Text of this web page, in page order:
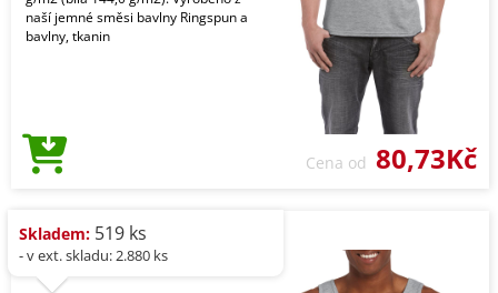
naší jemné směsi bavlny Ringspun a
bavlny, tkanin
Cena od 80,73Kč
Skladem: 519 ks
- v ext. skladu: 2.880 ks